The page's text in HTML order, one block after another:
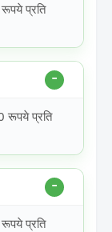
प्रति
रूपये प्रति
प्रति